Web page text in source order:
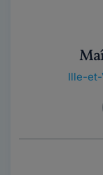
Ille-